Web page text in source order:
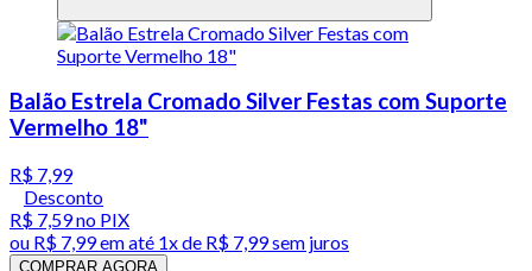
Balão Estrela Cromado Silver Festas com Suporte
Vermelho 18"
R$ 7,99
Desconto
R$ 7,59no PIX
ou R$ 7,99em até 1x de R$ 7,99sem juros
COMPRAR AGORA